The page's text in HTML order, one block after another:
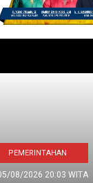
PEMERINTAHAN
08/2026 20:03 WITA